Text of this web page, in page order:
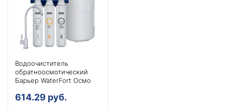
Водоочиститель
обратноосмотический
Барьер WaterFort Осмо
614.29 руб.